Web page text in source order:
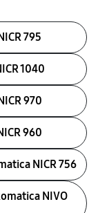
795
1040
970
960
NICR 756
NIVO